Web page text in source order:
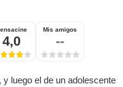
4,0
Mis amigos
--
luego el de un adolescente